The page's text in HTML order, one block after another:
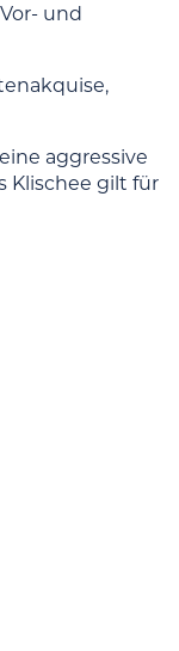
und
aggressive
Klischee gilt für